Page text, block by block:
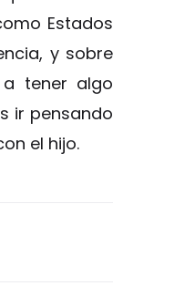
Estados
y sobre
tener algo
ir pensando
el hijo.